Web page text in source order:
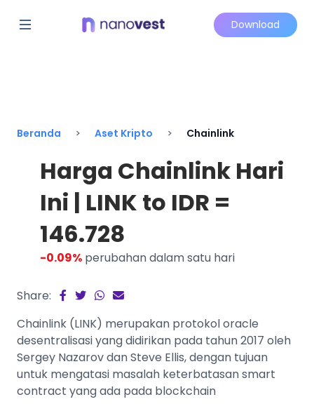
Download
Beranda Aset Kripto Chainlink
Harga Chainlink Hari
Ini | LINK to IDR =
146.728
-0.09%perubahan dalam satu hari
Share:
Chainlink (LINK) merupakan protokol oracle
desentralisasi yang didirikan pada tahun 2017 oleh
Sergey Nazarov dan Steve Ellis, dengan tujuan
untuk mengatasi masalah keterbatasan smart
contract yang ada pada blockchain